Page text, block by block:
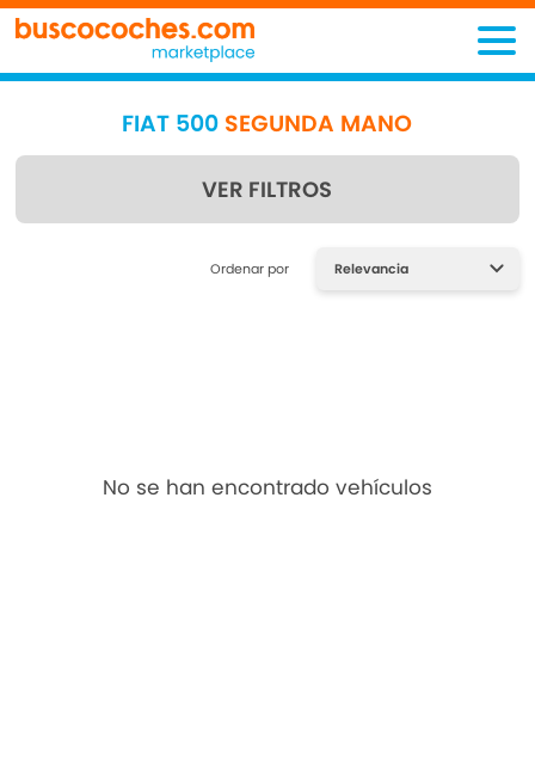
FIAT 500 SEGUNDA MANO
VER FILTROS
Encuentra lo que estás
Ordenar por
No se han encontrado vehículos